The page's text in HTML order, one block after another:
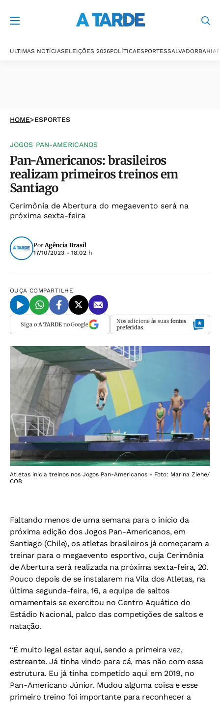
ÚLTIMAS NOTÍCIASELEIÇÕES 2026POLÍTICAESPORTESSALVADORBAHIA
HOME>ESPORTES
JOGOS PAN-AMERICANOS
Pan-Americanos: brasileiros
realizam primeiros treinos em
Santiago
Cerimônia de Abertura do megaevento será na
próxima sexta-feira
PorAgência Brasil
17/10/2023 - 18:02 h
OUÇA COMPARTILHE
Siga o A TARDEno Google Nos adicione às suas fontes
preferidas
Atletas inicia treinos nos Jogos Pan-Americanos - Foto: Marina Ziehe/
COB
Faltando menos de uma semana para o início da
próxima edição dos Jogos Pan-Americanos, em
Santiago (Chile), os atletas brasileiros já começaram a
treinar para o megaevento esportivo, cuja Cerimônia
de Abertura será realizada na próxima sexta-feira, 20.
Pouco depois de se instalarem na Vila dos Atletas, na
última segunda-feira, 16, a equipe de saltos
ornamentais se exercitou no Centro Aquático do
Estádio Nacional, palco das competições de saltos e
natação.
“É muito legal estar aqui, sendo a primeira vez,
estreante. Já tinha vindo para cá, mas não com essa
estrutura. Eu já tinha competido aqui em 2019, no
Pan-Americano Júnior. Mudou alguma coisa e esse
primeiro treino foi importante para reconhecer a